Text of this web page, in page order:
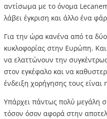
αντίσωμα με το όνομα
λάβει έγκριση και άλλο ένα
Για την ώρα κανένα από τα δύο
κυκλοφορίας στην Ευρώπη.
να ελαττώνουν την
στον εγκέφαλο και να
ένδειξη χορήγησης τους
Υπάρχει πάντως πολύ μεγάλη
τόσον όσον αφορά στην